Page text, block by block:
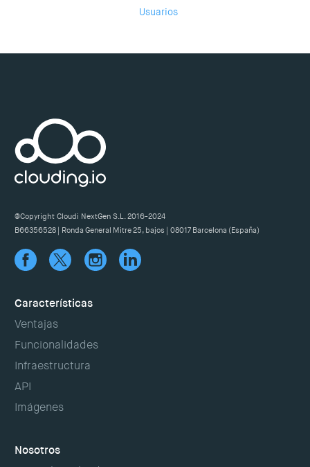
Usuarios
@Copyright Cloudi NextGen S.L. 2016-2024
B66356528 | Ronda General Mitre 25, bajos | 08017 Barcelona (España)
Características
Ventajas
Funcionalidades
Infraestructura
API
Imágenes
Nosotros